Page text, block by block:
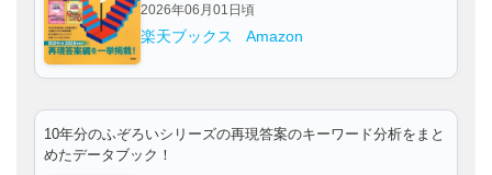
2026年06月01日頃
楽天ブックス Amazon
10年分のふぞろいシリーズの再現答案のキーワード分析をまと
めたデータブック！